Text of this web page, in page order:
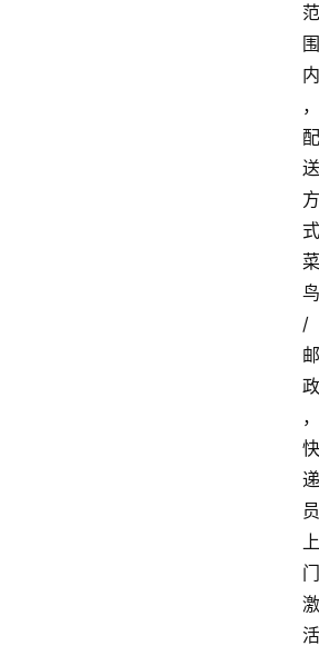
范
围
内
，
配
送
方
式
菜
鸟
/
邮
政
，
快
递
员
上
门
激
活